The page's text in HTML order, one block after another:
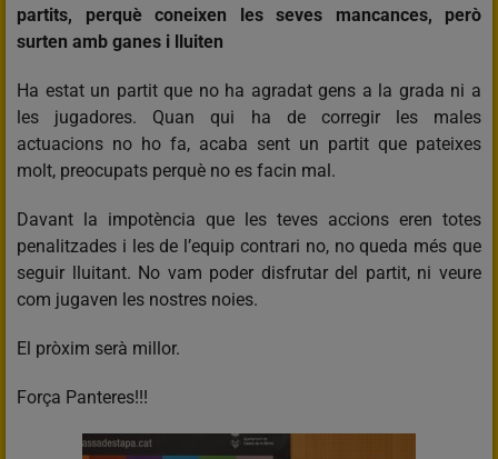
partits, perquè coneixen les seves mancances, però
surten amb ganes i lluiten
Ha estat un partit que no ha agradat gens a la grada ni a
les jugadores. Quan qui ha de corregir les males
actuacions no ho fa, acaba sent un partit que pateixes
molt, preocupats perquè no es facin mal.
Davant la impotència que les teves accions eren totes
penalitzades i les de l’equip contrari no, no queda més que
seguir lluitant. No vam poder disfrutar del partit, ni veure
com jugaven les nostres noies.
El pròxim serà millor.
Força Panteres!!!